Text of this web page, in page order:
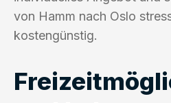
von Hamm nach Oslo
kostengünstig.